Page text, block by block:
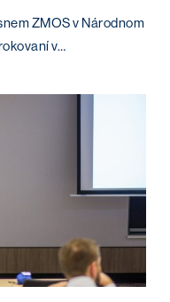
ZMOS v Národnom
v…